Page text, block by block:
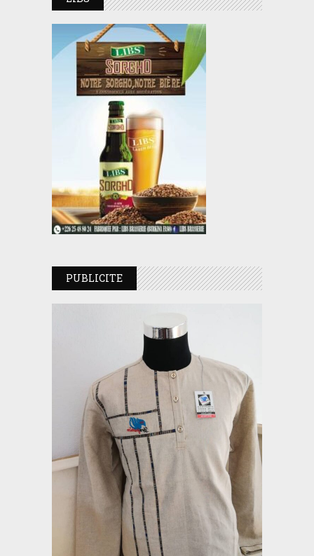
PUBLICITE